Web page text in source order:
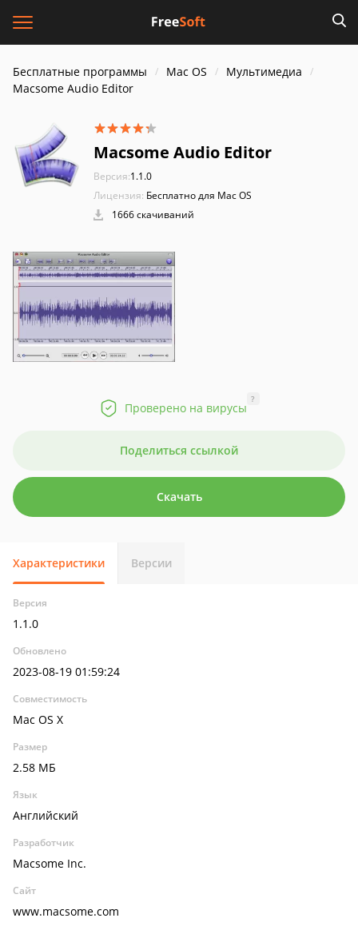
Бесплатные программы Mac OS
Мультимедиа
Macsome Audio Editor
Macsome Audio Editor
Версия:1.1.0
Лицензия: Бесплатно для Mac OS
1666 скачиваний
Проверено на вирусы
?
Поделиться ссылкой
Скачать
Характеристики Версии
Версия
1.1.0
Обновлено
2023-08-19 01:59:24
Совместимость
Mac OS X
Размер
2.58 МБ
Язык
Английский
Разработчик
Macsome Inc.
Сайт
www.macsome.com